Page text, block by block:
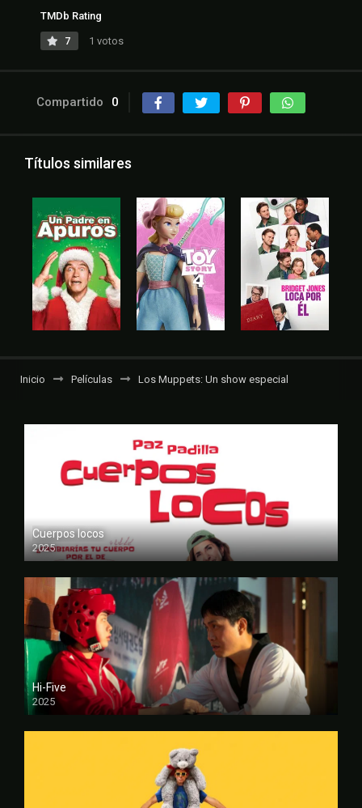
TMDb Rating
7 1 votos
Compartido 0
Títulos similares
Inicio Películas Los Muppets: Un show especial
Cuerpos locos
2025
FULL HD
Hi-Five
2025
FULL HD